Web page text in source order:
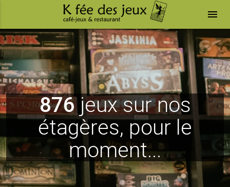
menu
876jeux sur nos
étagères, pour le
moment...